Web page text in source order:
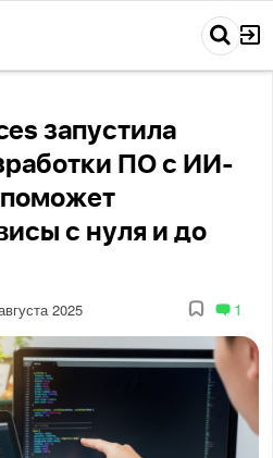
запустила
ПО с ИИ-
с нуля и до
2025 1